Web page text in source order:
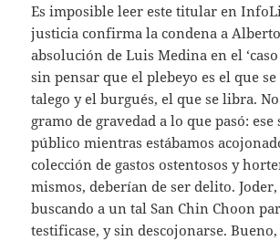
Es imposible leer este titular en
justicia confirma la condena a
absolución de Luis Medina en el ‘caso
sin pensar que el plebeyo es el que se
talego y el burgués, el que se libra.
gramo de gravedad a lo que pasó: ese
público mientras estábamos
colección de gastos ostentosos y
mismos, deberían de ser delito.
buscando a un tal San Chin Choon
testificase, y sin descojonarse.